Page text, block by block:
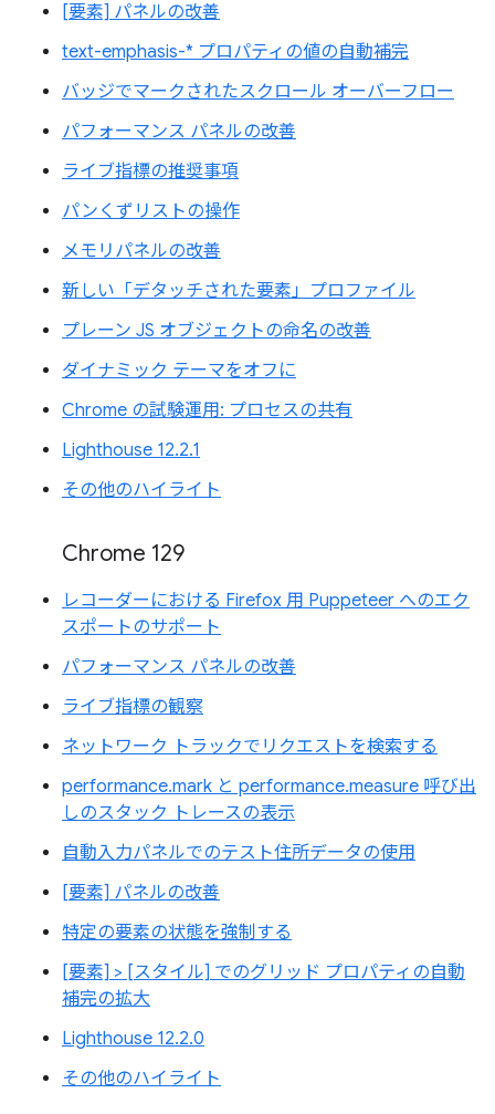
[要素] パネルの改善
text-emphasis-* プロパティの値の自動補完
バッジでマークされたスクロール オーバーフロー
パフォーマンス パネルの改善
ライブ指標の推奨事項
パンくずリストの操作
メモリパネルの改善
新しい「デタッチされた要素」プロファイル
プレーン JS オブジェクトの命名の改善
ダイナミック テーマをオフに
Chrome の試験運用: プロセスの共有
Lighthouse 12.2.1
その他のハイライト
Chrome 129
レコーダーにおける Firefox 用 Puppeteer へのエク
スポートのサポート
パフォーマンス パネルの改善
ライブ指標の観察
ネットワーク トラックでリクエストを検索する
performance.mark と performance.measure 呼び出
しのスタック トレースの表示
自動入力パネルでのテスト住所データの使用
[要素] パネルの改善
特定の要素の状態を強制する
[要素] > [スタイル] でのグリッド プロパティの自動
補完の拡大
Lighthouse 12.2.0
その他のハイライト